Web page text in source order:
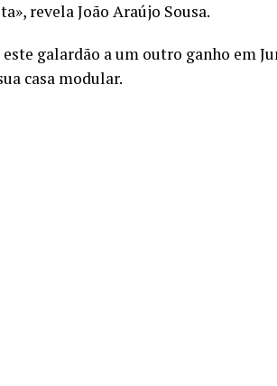
revela João Araújo Sousa.
galardão a um outro ganho em
casa modular.